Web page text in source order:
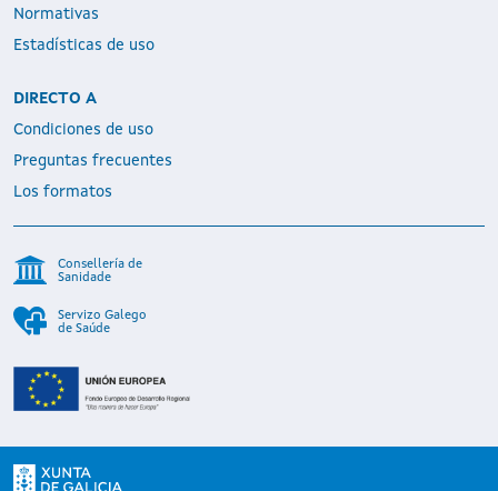
Normativas
Estadísticas de uso
DIRECTO A
Condiciones de uso
Preguntas frecuentes
Los formatos
Consellería de
Sanidade
Servizo Galego
de Saúde